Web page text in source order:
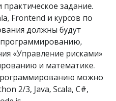
задание.
Frontend и курсов по
должны будут
«Управление рисками»
и математике.
можно
2/3, Java, Scala, C#,